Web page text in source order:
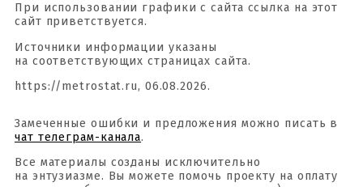
При использовании графики с сайта ссылка на этот
сайт приветствуется.
Источники информации указаны
на соответствующих страницах сайта.
https://metrostat.ru, 06.08.2026.
Замеченные ошибки и предложения можно писать в
чат телеграм-канала.
Все материалы созданы исключительно
на энтузиазме. Вы можете помочь проекту на оплату